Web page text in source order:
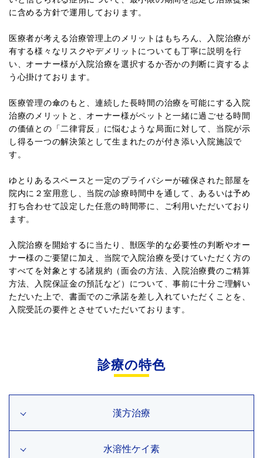
に含める方針で運用しております。
医療者が考える治療管理上のメリットはもちろん、入院治療が
有する様々なリスクやデメリットについても丁寧に説明を行
い、オーナー様が入院治療を選択するか否かの判断に資するよ
う心掛けております。
医療管理の傘のもと、連続した長時間の治療を可能にする入院
治療のメリットと、オーナー様がペットと一緒に過ごせる時間
の価値との「二律背反」に悩むような局面に対して、当院が示
し得る一つの解決策として生まれたのが付き添い入院施設で
す。
ゆとりあるスペースと一定のプライバシーが確保された部屋を
院内に２室用意し、当院の診療時間中を通して、あるいは予め
打ち合わせて設定した任意の時間帯に、ご利用いただいており
ます。
入院治療を開始するに当たり、獣医学的な必要性の判断やオー
ナー様のご要望に加え、当院で入院治療を受けていただく方の
すべてを対象とする諸規約（面会の方法、入院治療費のご精算
方法、入院保証金の預託など）について、事前に十分ご理解い
ただいた上で、書面でのご承諾を差し入れていただくことを、
入院受託の要件とさせていただいております。
診療の特色
漢方治療
水溶性ケイ素